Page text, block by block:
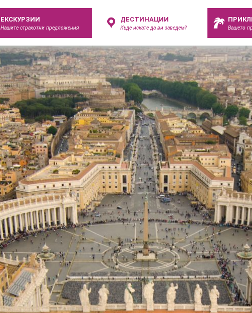
ЕКСКУРЗИИ
Нашите страхотни предложения
ДЕСТИНАЦИИ
Къде искате да ви заведем? Вашето